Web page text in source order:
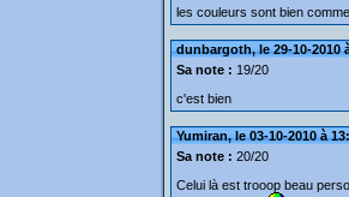
les couleurs sont bien
dunbargoth, le 29-10-2010
Sa note : 19/20
c'est bien
Yumiran, le 03-10-2010 à
Sa note : 20/20
Celui là est trooop beau